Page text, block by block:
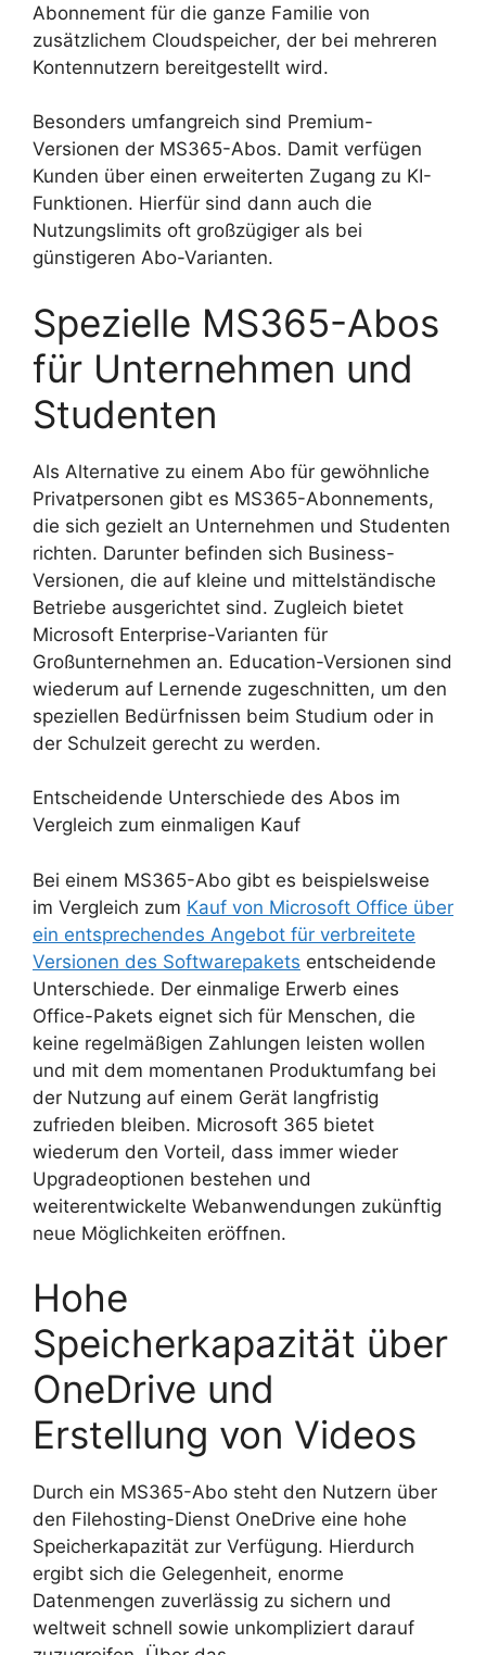
Abonnement für die ganze Familie von
zusätzlichem Cloudspeicher, der bei mehreren
Kontennutzern bereitgestellt wird.
Besonders umfangreich sind Premium-
Versionen der MS365-Abos. Damit verfügen
Kunden über einen erweiterten Zugang zu KI-
Funktionen. Hierfür sind dann auch die
Nutzungslimits oft großzügiger als bei
günstigeren Abo-Varianten.
Spezielle MS365-Abos
für Unternehmen und
Studenten
Als Alternative zu einem Abo für gewöhnliche
Privatpersonen gibt es MS365-Abonnements,
die sich gezielt an Unternehmen und Studenten
richten. Darunter befinden sich Business-
Versionen, die auf kleine und mittelständische
Betriebe ausgerichtet sind. Zugleich bietet
Microsoft Enterprise-Varianten für
Großunternehmen an. Education-Versionen sind
wiederum auf Lernende zugeschnitten, um den
speziellen Bedürfnissen beim Studium oder in
der Schulzeit gerecht zu werden.
Entscheidende Unterschiede des Abos im
Vergleich zum einmaligen Kauf
Bei einem MS365-Abo gibt es beispielsweise
im Vergleich zum Kauf von Microsoft Office über
ein entsprechendes Angebot für verbreitete
Versionen des Softwarepakets entscheidende
Unterschiede. Der einmalige Erwerb eines
Office-Pakets eignet sich für Menschen, die
keine regelmäßigen Zahlungen leisten wollen
und mit dem momentanen Produktumfang bei
der Nutzung auf einem Gerät langfristig
zufrieden bleiben. Microsoft 365 bietet
wiederum den Vorteil, dass immer wieder
Upgradeoptionen bestehen und
weiterentwickelte Webanwendungen zukünftig
neue Möglichkeiten eröffnen.
Hohe
Speicherkapazität über
OneDrive und
Erstellung von Videos
Durch ein MS365-Abo steht den Nutzern über
den Filehosting-Dienst OneDrive eine hohe
Speicherkapazität zur Verfügung. Hierdurch
ergibt sich die Gelegenheit, enorme
Datenmengen zuverlässig zu sichern und
weltweit schnell sowie unkompliziert darauf